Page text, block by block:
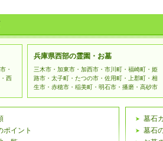
ております。リンク先のウェブサイトに
するフォーム利用には、SSL（Secure
・
西
兵庫県西部の霊園・お墓
三木市・加東市・加西市・市川町・福崎町・姫
路市・太子町・たつの市・佐用町・上郡町・相
生市・赤穂市・稲美町・明石市・播磨・高砂市
ポイント
墓石
墓石